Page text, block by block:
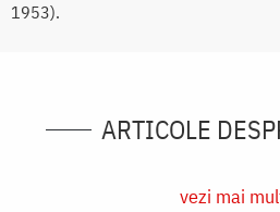
1953).
ARTICOLE
vezi mai